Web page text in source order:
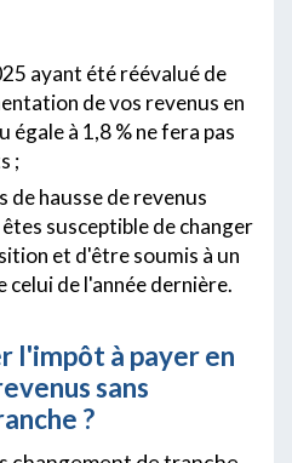
ayant été réévalué de
de vos revenus en
à 1,8 % ne fera pas
;
de hausse de revenus
susceptible de changer
et d'être soumis à un
celui de l'année dernière.
l'impôt à payer en
sans
?